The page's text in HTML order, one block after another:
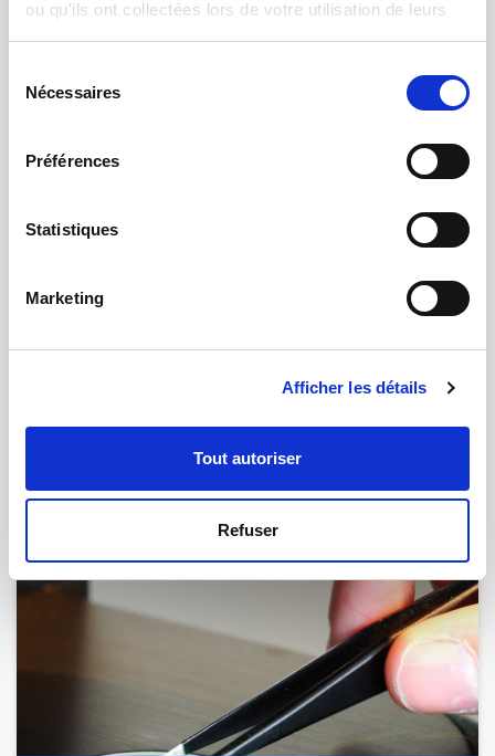
ou qu'ils ont collectées lors de votre utilisation de leurs
Nécessaires
Préférences
Statistiques
Marketing
Afficher les détails
Tout autoriser
Refuser